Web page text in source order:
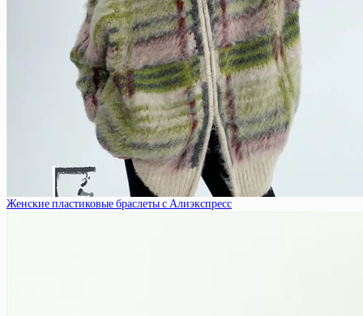
Женские пластиковые браслеты с Алиэкспресс